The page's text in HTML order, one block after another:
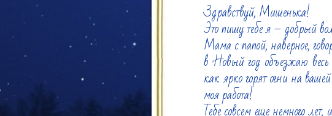
Здравствуй, Мишенька!
Это пишу тебе я – добрый
Мама с папой, наверное,
в Новый год объезжаю
как ярко горят огни на
моя работа!